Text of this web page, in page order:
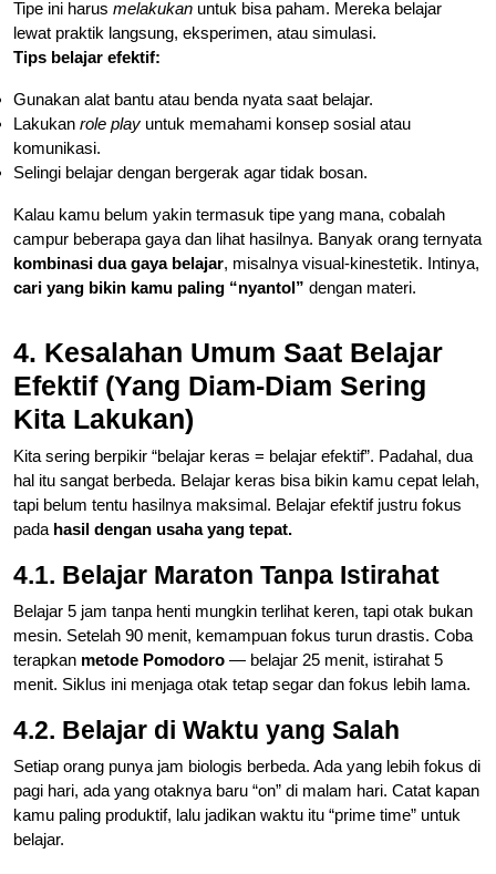
Tipe ini harus melakukan untuk bisa paham. Mereka belajar
lewat praktik langsung, eksperimen, atau simulasi.
Tips belajar efektif:
Gunakan alat bantu atau benda nyata saat belajar.
Lakukan role play untuk memahami konsep sosial atau
komunikasi.
Selingi belajar dengan bergerak agar tidak bosan.
Kalau kamu belum yakin termasuk tipe yang mana, cobalah
campur beberapa gaya dan lihat hasilnya. Banyak orang ternyata
kombinasi dua gaya belajar, misalnya visual-kinestetik. Intinya,
cari yang bikin kamu paling “nyantol” dengan materi.
4. Kesalahan Umum Saat Belajar
Efektif (Yang Diam-Diam Sering
Kita Lakukan)
Kita sering berpikir “belajar keras = belajar efektif”. Padahal, dua
hal itu sangat berbeda. Belajar keras bisa bikin kamu cepat lelah,
tapi belum tentu hasilnya maksimal. Belajar efektif justru fokus
pada hasil dengan usaha yang tepat.
4.1. Belajar Maraton Tanpa Istirahat
Belajar 5 jam tanpa henti mungkin terlihat keren, tapi otak bukan
mesin. Setelah 90 menit, kemampuan fokus turun drastis. Coba
terapkan metode Pomodoro — belajar 25 menit, istirahat 5
menit. Siklus ini menjaga otak tetap segar dan fokus lebih lama.
4.2. Belajar di Waktu yang Salah
Setiap orang punya jam biologis berbeda. Ada yang lebih fokus di
pagi hari, ada yang otaknya baru “on” di malam hari. Catat kapan
kamu paling produktif, lalu jadikan waktu itu “prime time” untuk
belajar.